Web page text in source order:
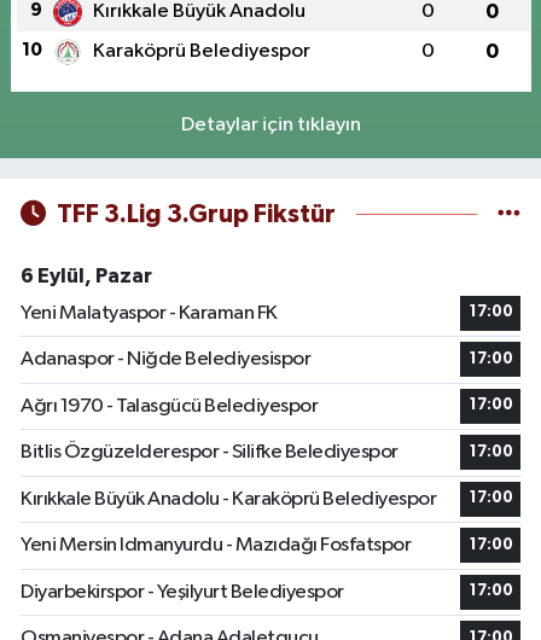
9 Kırıkkale Büyük Anadolu 0 0
10 Karaköprü Belediyespor 0 0
Detaylar için tıklayın
TFF 3.Lig 3.Grup Fikstür
6 Eylül, Pazar
Yeni Malatyaspor - Karaman FK
17:00
Adanaspor - Niğde Belediyesispor 17:00
Ağrı 1970 - Talasgücü Belediyespor 17:00
Bitlis Özgüzelderespor - Silifke Belediyespor 17:00
Kırıkkale Büyük Anadolu - Karaköprü Belediyespor 17:00
Yeni Mersin Idmanyurdu - Mazıdağı Fosfatspor 17:00
Diyarbekirspor - Yeşilyurt Belediyespor 17:00